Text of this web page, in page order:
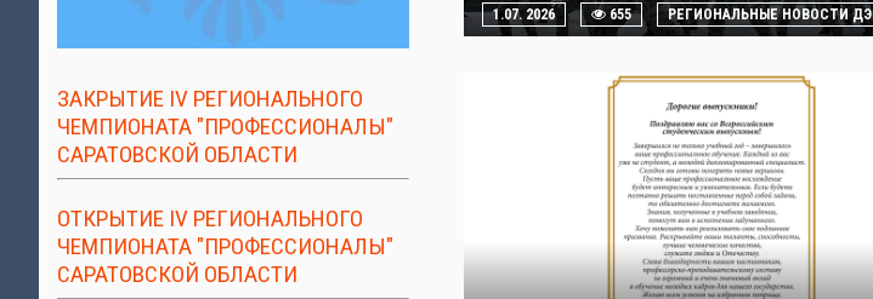
ЗАКРЫТИЕ IV РЕГИОНАЛЬНОГО
ЧЕМПИОНАТА "ПРОФЕССИОНАЛЫ"
САРАТОВСКОЙ ОБЛАСТИ
ОТКРЫТИЕ IV РЕГИОНАЛЬНОГО
ЧЕМПИОНАТА "ПРОФЕССИОНАЛЫ"
САРАТОВСКОЙ ОБЛАСТИ
1.07. 2026 655 РЕГИОНАЛЬНЫЕ НОВОСТИ ДЭ